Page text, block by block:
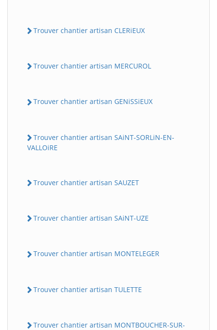
Trouver chantier artisan CLERiEUX
Trouver chantier artisan MERCUROL
Trouver chantier artisan GENiSSiEUX
Trouver chantier artisan SAiNT-SORLiN-EN-
VALLOiRE
Trouver chantier artisan SAUZET
Trouver chantier artisan SAiNT-UZE
Trouver chantier artisan MONTELEGER
Trouver chantier artisan TULETTE
Trouver chantier artisan MONTBOUCHER-SUR-